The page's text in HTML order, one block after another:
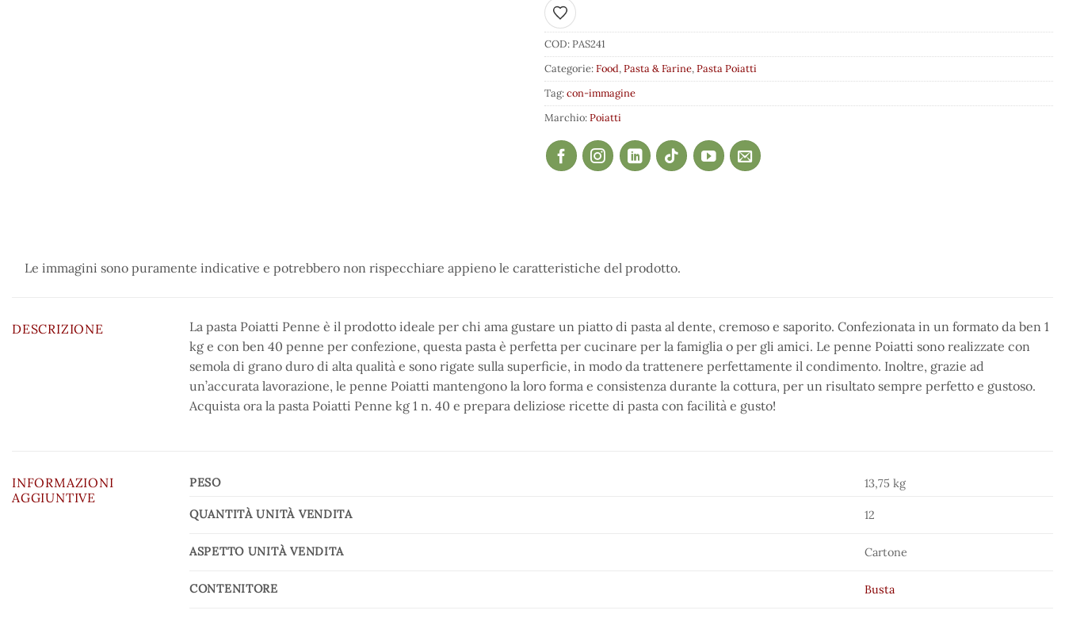
Aggiungi ai preferiti
COD:PAS241
Categorie:Food,Pasta & Farine,Pasta Poiatti
Tag:con-immagine
Marchio:Poiatti
Le immagini sono puramente indicative e potrebbero non rispecchiare appieno le caratteristiche del prodotto.
DESCRIZIONE
La pasta Poiatti Penne è il prodotto ideale per chi ama gustare un piatto di pasta al dente, cremoso e saporito. Confezionata in un formato da ben 1
kg e con ben 40 penne per confezione, questa pasta è perfetta per cucinare per la famiglia o per gli amici. Le penne Poiatti sono realizzate con
semola di grano duro di alta qualità e sono rigate sulla superficie, in modo da trattenere perfettamente il condimento. Inoltre, grazie ad
un’accurata lavorazione, le penne Poiatti mantengono la loro forma e consistenza durante la cottura, per un risultato sempre perfetto e gustoso.
Acquista ora la pasta Poiatti Penne kg 1 n. 40 e prepara deliziose ricette di pasta con facilità e gusto!
INFORMAZIONI
AGGIUNTIVE
PESO 13,75 kg
QUANTITÀ UNITÀ VENDITA 12
ASPETTO UNITÀ VENDITA Cartone
CONTENITORE Busta